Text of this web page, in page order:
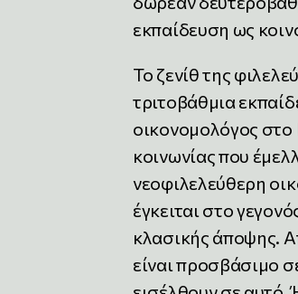
εκπαίδευση ως
Το ζενίθ της
τριτοβάθμια
οικονομολόγος στο
κοινωνίας που
νεοφιλελεύθερη
έγκειται στο
κλασικής άποψης.
είναι προσβάσιμο